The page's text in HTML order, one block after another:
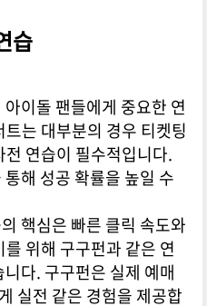
습
이돌 팬들에게 중요한 연
는 대부분의 경우 티켓팅
연습이 필수적입니다.
해 성공 확률을 높일 수
핵심은 빠른 클릭 속도와
위해 구구펀과 같은 연
다. 구구펀은 실제 예매
실전 같은 경험을 제공합